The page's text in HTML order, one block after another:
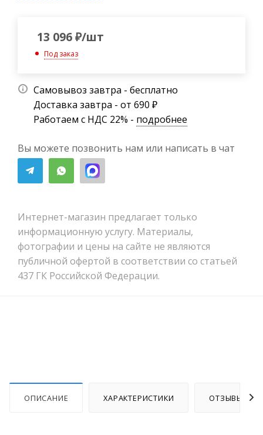
13 096₽/шт
Под заказ
Самовывоз завтра - бесплатно
Доставка завтра - от 690 ₽
Работаем с НДС 22% - подробнее
Вы можете позвонить нам или написать в чат
Интернет-магазин предлагает только
информационную услугу. Материалы,
фотографии и цены на сайте не являются
публичной офертой в соответствии со статьей
437 ГК Российской Федерации.
ОПИСАНИЕ ХАРАКТЕРИСТИКИ ОТЗЫВЫ